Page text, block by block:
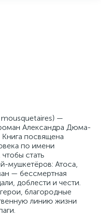
mousquetaires) —
Александра Дюма-
Книга посвящена
по имени
стать
мушкетёров: Атоса,
— бессмертная
доблести и чести.
благородные
линию жизни